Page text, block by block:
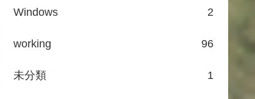
Windows 2
working 96
未分類 1